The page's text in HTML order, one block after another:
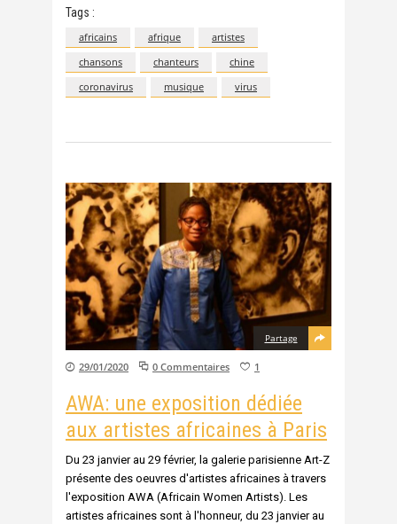
Tags :
africains afrique
artistes
chansons
chanteurs
chine
coronavirus
musique virus
Partage
29/01/2020 0 Commentaires 1
AWA: une exposition dédiée
aux artistes africaines à Paris
Du 23 janvier au 29 février, la galerie parisienne Art-Z
présente des oeuvres d'artistes africaines à travers
l'exposition AWA (Africain Women Artists). Les
artistes africaines sont à l'honneur, du 23 janvier au